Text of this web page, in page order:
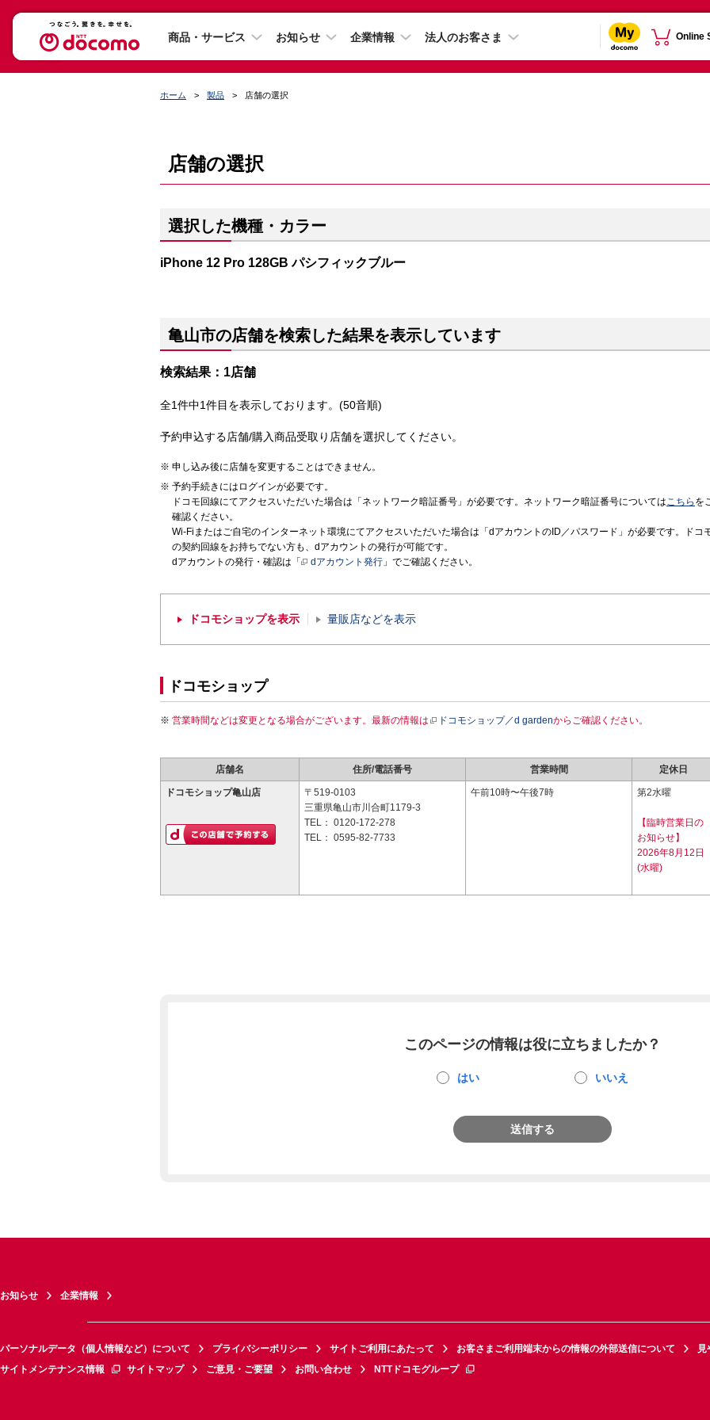
商品・サービス お知らせ 企業情報 法人のお客さま Online
ホーム 製品 店舗の選択
店舗の選択
選択した機種・カラー
iPhone 12 Pro 128GB パシフィックブルー
亀山市の店舗を検索した結果を表示しています
検索結果：1店舗
全1件中1件目を表示しております。(50音順)
予約申込する店舗/購入商品受取り店舗を選択してください。
申し込み後に店舗を変更することはできません。
予約手続きにはログインが必要です。
ドコモ回線にてアクセスいただいた場合は「ネットワーク暗証番号」が必要です。ネットワーク暗証番号についてはこちら を
確認ください。
Wi-Fiまたはご自宅のインターネット環境にてアクセスいただいた場合は「dアカウントのID／パスワード」が必要です。ドコ
の契約回線をお持ちでない方も、dアカウントの発行が可能です。
dアカウントの発行・確認は「
dアカウント発行 」でご確認ください。
ドコモショップを表示 量販店などを表示
ドコモショップ
営業時間などは変更となる場合がございます。最新の情報は ドコモショップ／d gardenからご確認ください。
店舗名 住所/電話番号 営業時間 定休日
ドコモショップ亀山店
〒519-0103
三重県亀山市川合町1179-3
TEL： 0120-172-278
TEL： 0595-82-7733
午前10時〜午後7時 第2水曜
【臨時営業日の
お知らせ】
2026年8月12日
(水曜)
このページの情報は役に立ちましたか？
はい いいえ
送信する
お知らせ 企業情報
パーソナルデータ（個人情報など）について プライバシーポリシー サイトご利用にあたって お客さまご利用端末からの情報の外部送信について
見
サイトメンテナンス情報
サイトマップ ご意見・ご要望 お問い合わせ NTTドコモグループ